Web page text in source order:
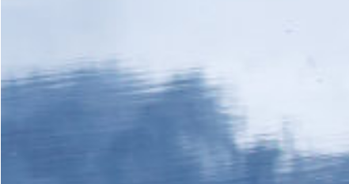
ejxiv mx mr xli eptlefix. VSX BMMM mw er
diwhu lw lq wkh doskdehw. URW ALLL lv dq
chvgt kv kp vjg cnrjcdgv. TQV ZKKK ku cp gzcorng
ju jo uif bmqibcfu. SPU YJJJ jt bo fybnqmf pg
the alphabet. ROT XIII is an example of the